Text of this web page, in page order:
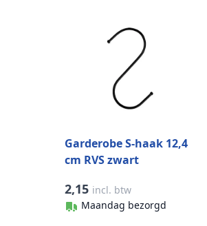
Garderobe S-haak 12,4
cm RVS zwart
2,15 incl. btw
Maandag bezorgd